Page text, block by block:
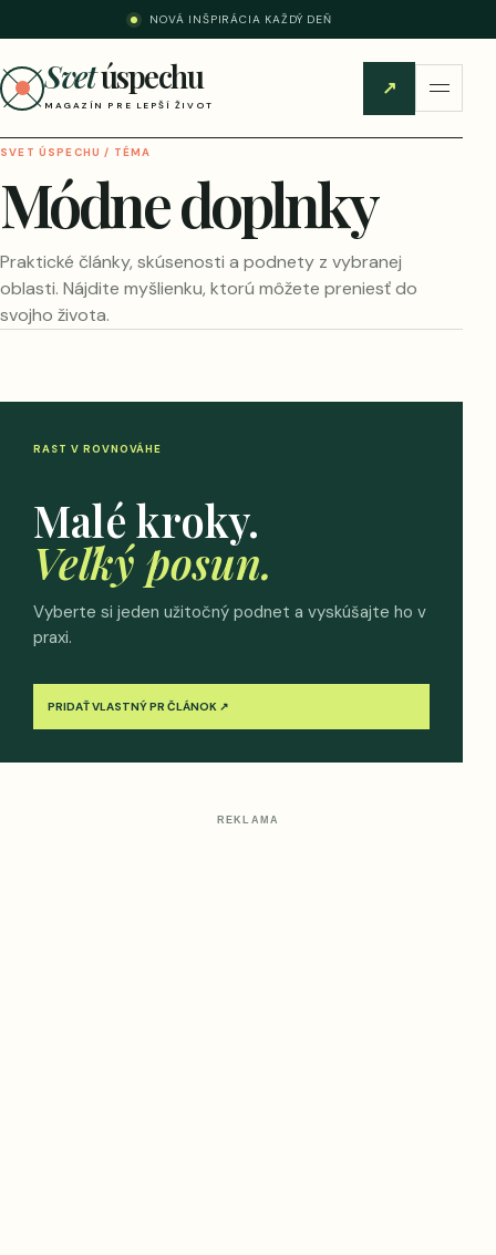
NOVÁ INŠPIRÁCIA KAŽDÝ DEŇ
Svetúspechu
MAGAZÍN PRE LEPŠÍ ŽIVOT
↗
SVET ÚSPECHU / TÉMA
Módne doplnky
Praktické články, skúsenosti a podnety z vybranej
oblasti. Nájdite myšlienku, ktorú môžete preniesť do
svojho života.
RAST V ROVNOVÁHE
Malé kroky.
Veľký posun.
Vyberte si jeden užitočný podnet a vyskúšajte ho v
praxi.
PRIDAŤ VLASTNÝ PR ČLÁNOK ↗
REKLAMA